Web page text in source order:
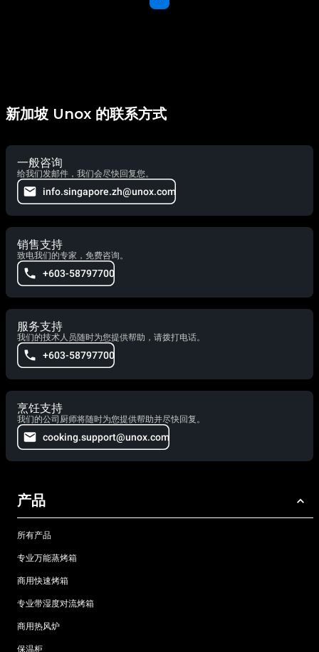
新加坡 Unox 的联系方式
一般咨询
给我们发邮件，我们会尽快回复您。
info.singapore.zh@unox.com
销售支持
致电我们的专家，免费咨询。
+603-58797700
服务支持
我们的技术人员随时为您提供帮助，请拨打电话。
+603-58797700
烹饪支持
我们的公司厨师将随时为您提供帮助并尽快回复。
cooking.support@unox.com
产品
所有产品
专业万能蒸烤箱
商用快速烤箱
专业带湿度对流烤箱
商用热风炉
保温柜